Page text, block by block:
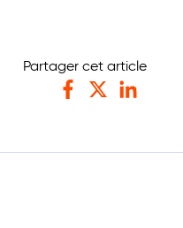
Partager cet article